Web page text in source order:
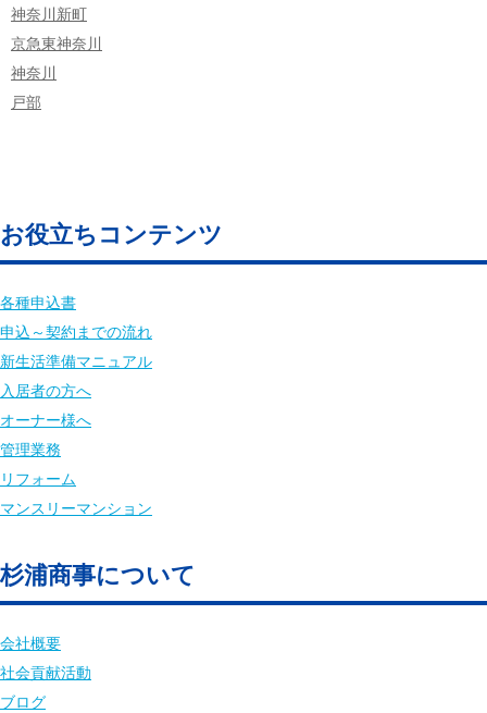
神奈川新町
京急東神奈川
神奈川
戸部
お役立ちコンテンツ
各種申込書
申込～契約までの流れ
新生活準備マニュアル
入居者の方へ
オーナー様へ
管理業務
リフォーム
マンスリーマンション
杉浦商事について
会社概要
社会貢献活動
ブログ